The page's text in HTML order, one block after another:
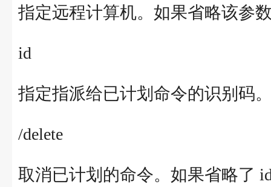
指定远程计算机。如果省略该参
id
指定指派给已计划命令的识别码
/delete
取消已计划的命令。如果省略了